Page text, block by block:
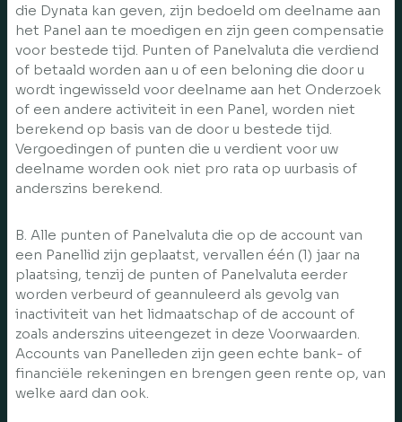
die Dynata kan geven, zijn bedoeld om deelname aan
het Panel aan te moedigen en zijn geen compensatie
voor bestede tijd. Punten of Panelvaluta die verdiend
of betaald worden aan u of een beloning die door u
wordt ingewisseld voor deelname aan het Onderzoek
of een andere activiteit in een Panel, worden niet
berekend op basis van de door u bestede tijd.
Vergoedingen of punten die u verdient voor uw
deelname worden ook niet pro rata op uurbasis of
anderszins berekend.
B. Alle punten of Panelvaluta die op de account van
een Panellid zijn geplaatst, vervallen één (1) jaar na
plaatsing, tenzij de punten of Panelvaluta eerder
worden verbeurd of geannuleerd als gevolg van
inactiviteit van het lidmaatschap of de account of
zoals anderszins uiteengezet in deze Voorwaarden.
Accounts van Panelleden zijn geen echte bank- of
financiële rekeningen en brengen geen rente op, van
welke aard dan ook.